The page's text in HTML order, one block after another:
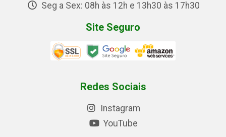
Seg a Sex: 08h às 12h e 13h30 às 17h30
Site Seguro
Redes Sociais
Instagram
YouTube